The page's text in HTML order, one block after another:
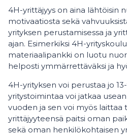
4H-yrittäjyys on aina lähtöisin
motivaatiosta sekä
yrityksen perustamisessa ja
ajan. Esimerkiksi 4H-
materiaalipankki on luotu
helposti ymmärrettäväksi ja
4H-yrityksen voi perustaa jo
yritystoimintaa voi jatkaa
vuoden ja sen voi myös laittaa
yrittäjyyteensä paitsi oman
sekä oman henkilökohtaisen